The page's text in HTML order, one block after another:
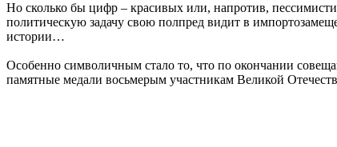
Но сколько бы цифр – красивых или, напротив,
политическую задачу свою полпред видит в
истории…
Особенно символичным стало то, что по окончании
памятные медали восьмерым участникам Великой